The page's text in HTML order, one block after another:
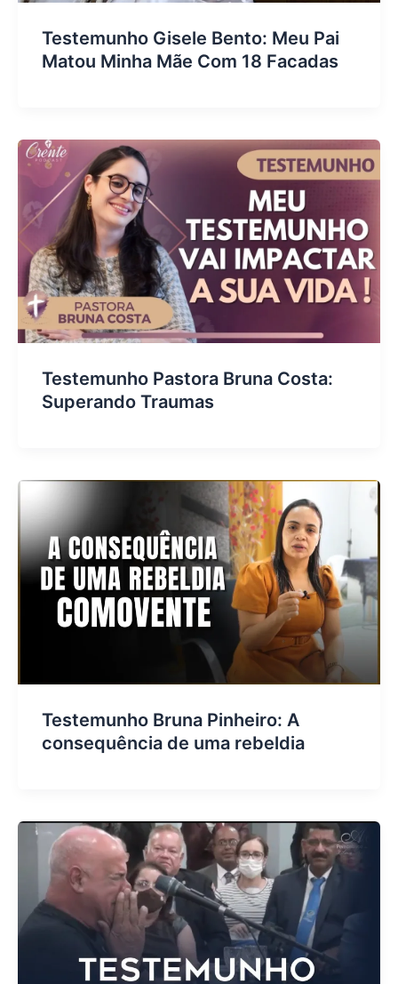
Testemunho Gisele Bento: Meu Pai
Matou Minha Mãe Com 18 Facadas
Testemunho Pastora Bruna Costa:
Superando Traumas
Testemunho Bruna Pinheiro: A
consequência de uma rebeldia